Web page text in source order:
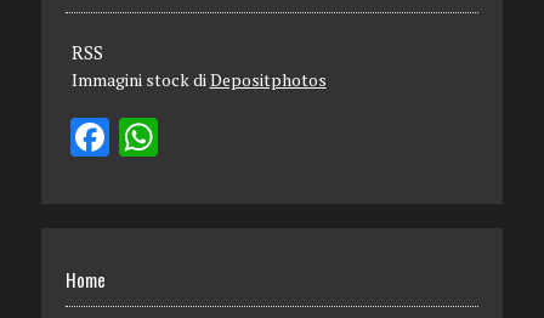
RSS
Immagini stock di Depositphotos
Home